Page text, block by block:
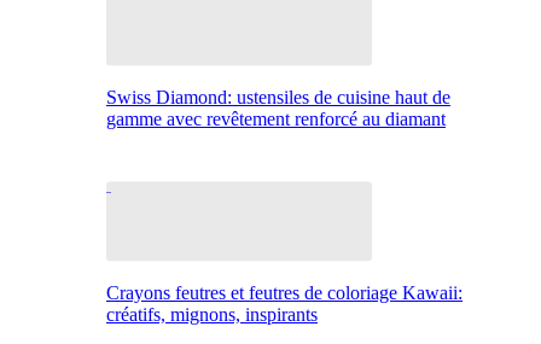
Swiss Diamond: ustensiles de cuisine haut de
gamme avec revêtement renforcé au diamant
Crayons feutres et feutres de coloriage Kawaii:
créatifs, mignons, inspirants